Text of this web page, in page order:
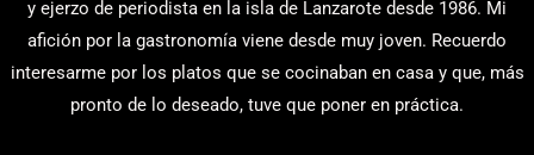
y ejerzo de periodista en la isla de Lanzarote desde 1986. Mi
afición por la gastronomía viene desde muy joven. Recuerdo
interesarme por los platos que se cocinaban en casa y que, más
pronto de lo deseado, tuve que poner en práctica.